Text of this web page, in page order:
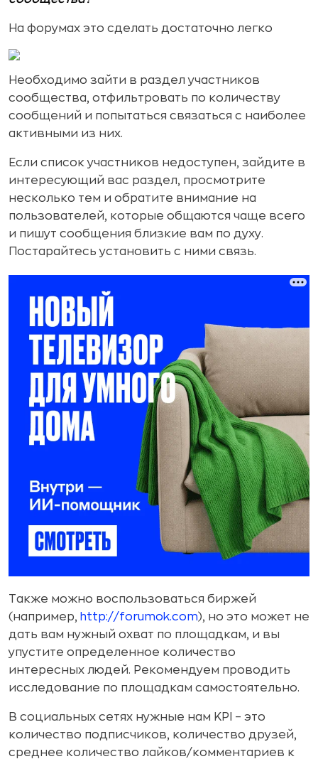
На форумах это сделать достаточно легко
Необходимо зайти в раздел участников
сообщества, отфильтровать по количеству
сообщений и попытаться связаться с наиболее
активными из них.
Если список участников недоступен, зайдите в
интересующий вас раздел, просмотрите
несколько тем и обратите внимание на
пользователей, которые общаются чаще всего
и пишут сообщения близкие вам по духу.
Постарайтесь установить с ними связь.
Также можно воспользоваться биржей
(например, http://forumok.com), но это может не
дать вам нужный охват по площадкам, и вы
упустите определенное количество
интересных людей. Рекомендуем проводить
исследование по площадкам самостоятельно.
В социальных сетях нужные нам KPI – это
количество подписчиков, количество друзей,
среднее количество лайков/комментариев к